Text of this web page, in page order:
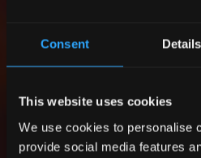
Consent Details
This website uses cookies
We use cookies to personalise
provide social media features
Réalisé par des artisans